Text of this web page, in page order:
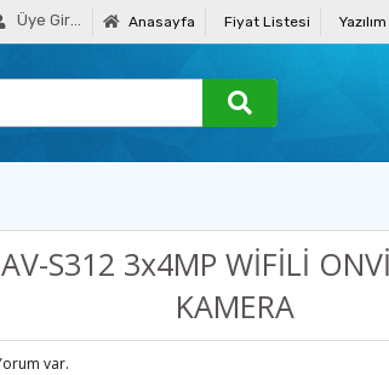
Üye Girişi Anasayfa Fiyat Listesi
S312 3x4MP WİFİLİ
KAMERA
var.